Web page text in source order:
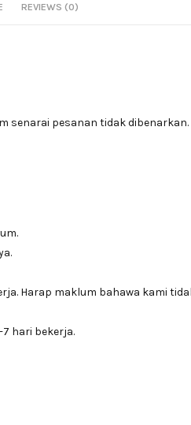
REVIEWS (0)
senarai pesanan tidak dibenarkan.
Harap maklum bahawa kami
hari bekerja.